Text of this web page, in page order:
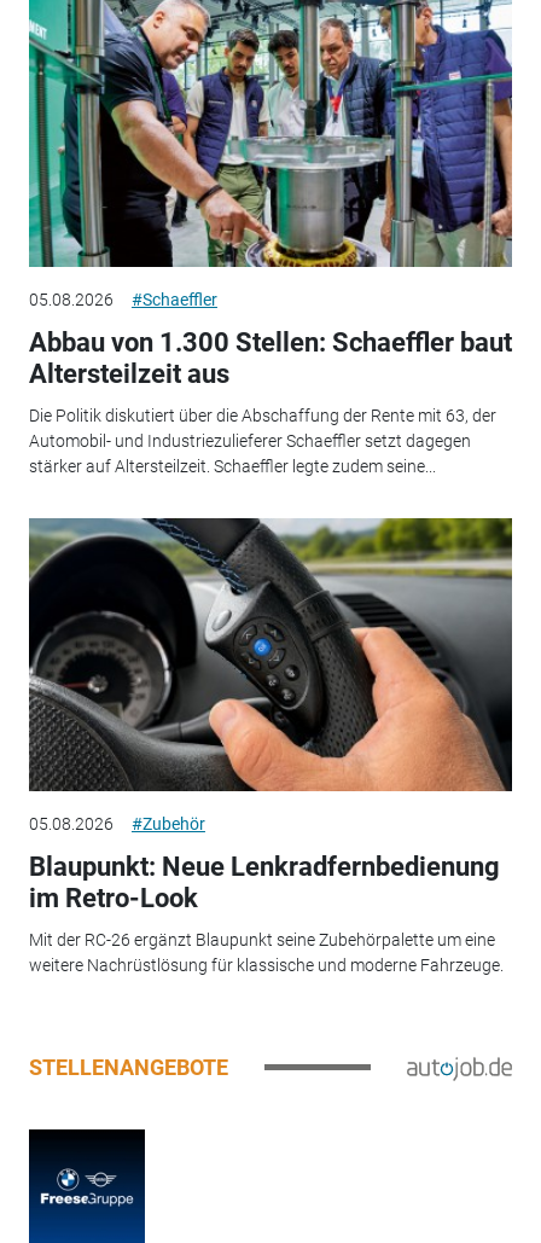
05.08.2026 #Schaeffler
Abbau von 1.300 Stellen: Schaeffler baut
Altersteilzeit aus
Die Politik diskutiert über die Abschaffung der Rente mit 63, der
Automobil- und Industriezulieferer Schaeffler setzt dagegen
stärker auf Altersteilzeit. Schaeffler legte zudem seine...
05.08.2026 #Zubehör
Blaupunkt: Neue Lenkradfernbedienung
im Retro-Look
Mit der RC-26 ergänzt Blaupunkt seine Zubehörpalette um eine
weitere Nachrüstlösung für klassische und moderne Fahrzeuge.
STELLENANGEBOTE